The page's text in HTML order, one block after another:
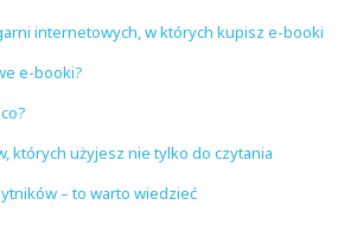
internetowych, w których kupisz e-booki
e-booki?
których użyjesz nie tylko do czytania
– to warto wiedzieć